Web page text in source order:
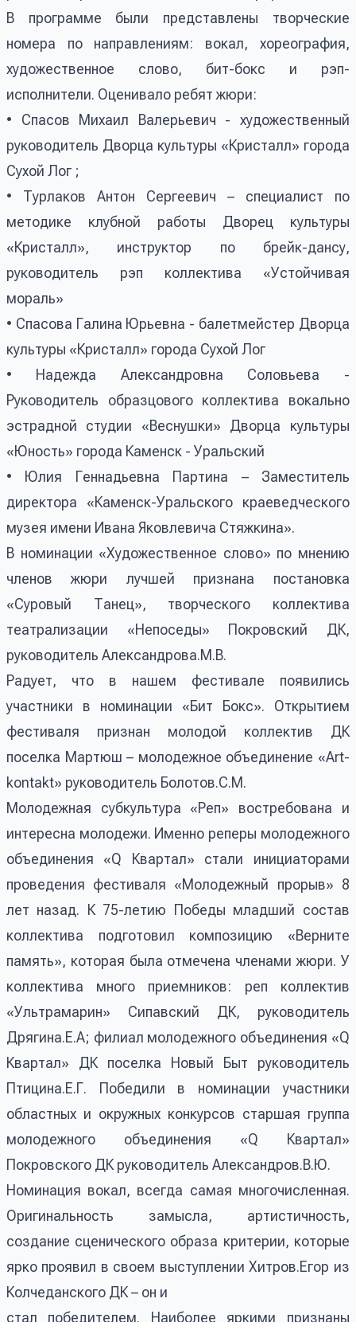
В программе были представлены творческие
номера по направлениям: вокал, хореография,
художественное слово, бит-бокс и рэп-
исполнители. Оценивало ребят жюри:
• Спасов Михаил Валерьевич - художественный
руководитель Дворца культуры «Кристалл» города
Сухой Лог ;
• Турлаков Антон Сергеевич – специалист по
методике клубной работы Дворец культуры
«Кристалл», инструктор по брейк-дансу,
руководитель рэп коллектива «Устойчивая
мораль»
• Спасова Галина Юрьевна - балетмейстер Дворца
культуры «Кристалл» города Сухой Лог
• Надежда Александровна Соловьева -
Руководитель образцового коллектива вокально
эстрадной студии «Веснушки» Дворца культуры
«Юность» города Каменск - Уральский
• Юлия Геннадьевна Партина – Заместитель
директора «Каменск-Уральского краеведческого
музея имени Ивана Яковлевича Стяжкина».
В номинации «Художественное слово» по мнению
членов жюри лучшей признана постановка
«Суровый Танец», творческого коллектива
театрализации «Непоседы» Покровский ДК,
руководитель Александрова.М.В.
Радует, что в нашем фестивале появились
участники в номинации «Бит Бокс». Открытием
фестиваля признан молодой коллектив ДК
поселка Мартюш – молодежное объединение «Art-
kontakt» руководитель Болотов.С.М.
Молодежная субкультура «Реп» востребована и
интересна молодежи. Именно реперы молодежного
объединения «Q Квартал» стали инициаторами
проведения фестиваля «Молодежный прорыв» 8
лет назад. К 75-летию Победы младший состав
коллектива подготовил композицию «Верните
память», которая была отмечена членами жюри. У
коллектива много приемников: реп коллектив
«Ультрамарин» Сипавский ДК, руководитель
Дрягина.Е.А; филиал молодежного объединения «Q
Квартал» ДК поселка Новый Быт руководитель
Птицина.Е.Г. Победили в номинации участники
областных и окружных конкурсов старшая группа
молодежного объединения «Q Квартал»
Покровского ДК руководитель Александров.В.Ю.
Номинация вокал, всегда самая многочисленная.
Оригинальность замысла, артистичность,
создание сценического образа критерии, которые
ярко проявил в своем выступлении Хитров.Егор из
Колчеданского ДК – он и
стал победителем. Наиболее яркими признаны